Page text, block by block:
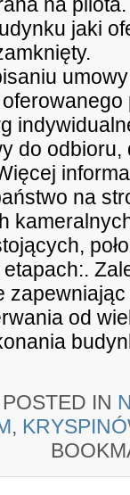
na
jaki
do
na
od
IN
,